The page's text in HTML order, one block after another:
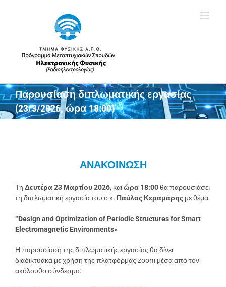
Παρουσίαση διπλωματικής εργασίας
(23/3/2026, ώρα 18:00)
ΑΝΑΚΟΙΝΩΣΗ
Τη Δευτέρα 23 Μαρτίου 2026, καιώρα 18:00θα παρουσιάσει
τη διπλωματική εργασία του ο κ. Παύλος Κεραμάρης με θέμα:
“Design and Optimization of Periodic Structures for Smart
Electromagnetic Environments»
Η παρουσίαση της διπλωματικής εργασίας θα δίνει
διαδικτυακά με χρήση της πλατφόρμας zoom μέσα από τον
ακόλουθο σύνδεσμο: